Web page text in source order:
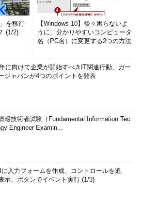
を移行
(1/2)
【Windows 10】後々困らないよ
うに、分かりやすいコンピュータ
名（PC名）に変更する2つの方法
に向けて企業が開始すべきIT関連行動、ガー
ジャパンが4つのポイントを発表
報技術者試験（Fundamental Information Tec
Engineer Examin...
に入力フォームを作成、コントロールを追
示、ボタンでイベント実行 (1/3)